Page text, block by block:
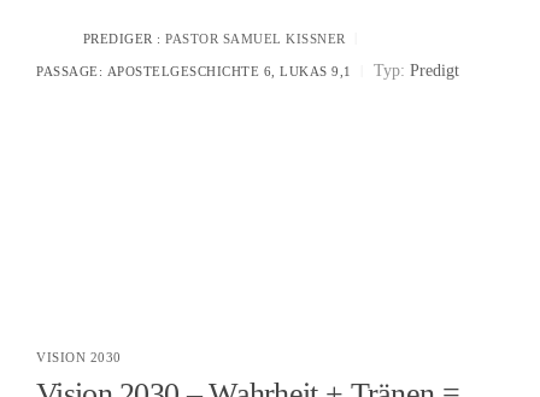
PREDIGER : PASTOR SAMUEL KISSNER
PASSAGE: APOSTELGESCHICHTE 6, LUKAS 9,1 Typ: Predigt
VISION 2030